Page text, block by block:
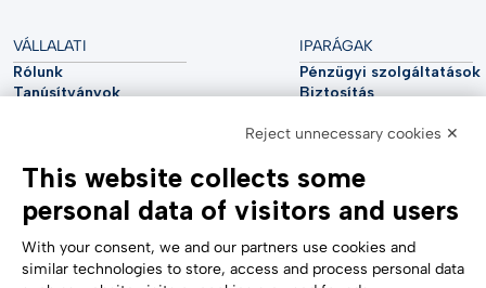
VÁLLALATI
Rólunk
Tanúsítványok
Impresszum
Accessibility Statement
IPARÁGAK
Pénzügyi szolgáltatások
Biztosítás
Autóipar
Élettudományok
Egészségügy
TÁMOGATÁS
Kapcsolatfelvétel
Bejelentés
KÖVESS MINKET
Reject unnecessary cookies ✕
This website collects some
personal data of visitors and users
With your consent, we and our partners use cookies and
similar technologies to store, access and process personal data